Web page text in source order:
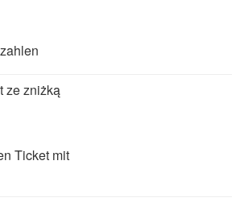
ze zniżką
Ticket mit